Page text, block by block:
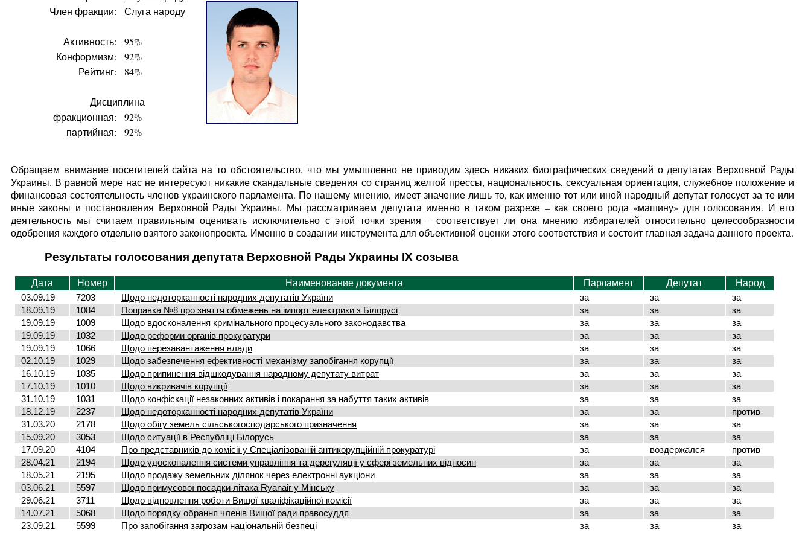
Член фракции:
Слуга народу
Активность:
95%
Конформизм:
92%
Рейтинг:
84%
Дисциплина
фракционная:
92%
партийная:
92%
Обращаем внимание посетителей сайта на то обстоятельство, что мы умышленно не приводим здесь никаких биографических сведений о депутатах Верховной Рады
Украины. В равной мере нас не интересуют никакие скандальные сведения со страниц желтой прессы, национальность, сексуальная ориентация, служебное положение и
финансовая состоятельность членов украинского парламента. По нашему мнению, имеет значение лишь то, как именно тот или иной народный депутат голосует за те или
иные законы и постановления Верховной Рады Украины. Мы рассматриваем депутата именно в таком разрезе – как своего рода «машину» для голосования. И его
деятельность мы считаем правильным оценивать исключительно с этой точки зрения – соответствует ли она мнению избирателей относительно целесообразности
одобрения каждого отдельно взятого законопроекта. Именно в создании инструмента для объективной оценки этого соответствия и состоит главная задача данного проекта.
Результаты голосования депутата Верховной Рады Украины IX созыва
Дата Номер Наименование документа Парламент Депутат
Народ
03.09.19
7203 Щодо недоторканності народних депутатів України за за
за
18.09.19
1084 Поправка №8 про зняття обмежень на імпорт електрики з Білорусі за за
за
19.09.19
1009 Щодо вдосконалення кримінального процесуального законодавства за за
за
19.09.19
1032 Щодо реформи органів прокуратури за за
за
19.09.19
1066 Щодо перезавантаження влади за за
за
02.10.19
1029 Щодо забезпечення ефективності механізму запобігання корупції за за
за
16.10.19
1035 Щодо припинення відшкодування народному депутату витрат за за
за
17.10.19
1010 Щодо викривачів корупції за за
за
31.10.19
1031 Щодо конфіскації незаконних активів і покарання за набуття таких активів за за
за
18.12.19
2237 Щодо недоторканності народних депутатів України за за
против
31.03.20
2178 Щодо обігу земель сільськогосподарського призначення за за
за
15.09.20
3053 Щодо ситуації в Республіці Білорусь за за
за
17.09.20
4104 Про представників до комісії у Спеціалізованій антикорупційній прокуратурі за воздержался
против
28.04.21
2194 Щодо удосконалення системи управління та дерегуляції у сфері земельних відносин за за
за
18.05.21
2195 Щодо продажу земельних ділянок через електронні аукціони за за
за
03.06.21
5597 Щодо примусової посадки літака Ryаnair у Мінську за за
за
29.06.21
3711 Щодо відновлення роботи Вищої кваліфікаційної комісії за за
за
14.07.21
5068 Щодо порядку обрання членів Вищої ради правосуддя за за
за
23.09.21
5599 Про запобігання загрозам національній безпеці за за за